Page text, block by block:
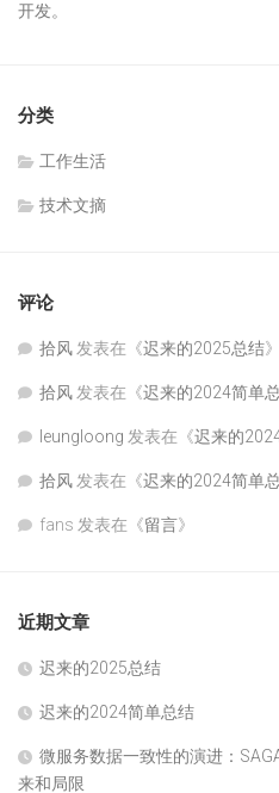
开发。
分类
工作生活
技术文摘
评论
拾风 发表在《迟来的2025总结》
拾风 发表在《迟来的2024简单
leungloong 发表在《迟来的
拾风 发表在《迟来的2024简单
fans 发表在《留言》
近期文章
迟来的2025总结
迟来的2024简单总结
微服务数据一致性的演进：
来和局限